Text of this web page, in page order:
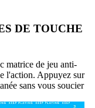
DE TOUCHE
matrice de jeu anti-
l'action. Appuyez sur
sans vous soucier